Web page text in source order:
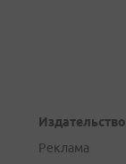
Издательство
Реклама